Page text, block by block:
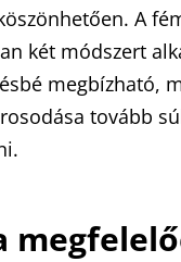
A
két módszert
megbízható,
tovább